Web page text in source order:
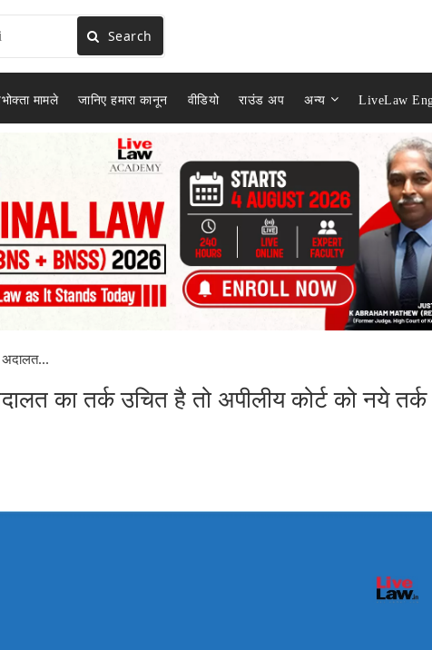
Search
मामले जानिए हमारा कानून वीडियो राउंड अप अन्य LiveLaw
का तर्क उचित है तो अपीलीय कोर्ट को नये तर्क